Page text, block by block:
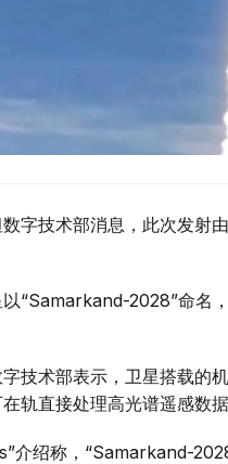
字技术部消息，此次发射
“Samarkand-2028”命名
技术部表示，卫星搭载的
轨直接处理高光谱遥感数
介绍称，“Samarkand-